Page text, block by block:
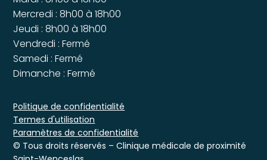
Mercredi : 8h00 à 18h00
Jeudi : 8h00 à 18h00
Vendredi : Fermé
Samedi : Fermé
Dimanche : Fermé
Politique de confidentialité
Termes d'utilisation
Paramètres de confidentialité
© Tous droits réservés – Clinique médicale de proximité